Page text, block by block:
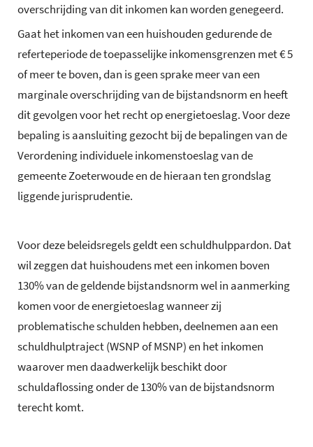
overschrijding van dit inkomen kan worden genegeerd.
Gaat het inkomen van een huishouden gedurende de
referteperiode de toepasselijke inkomensgrenzen met € 5
of meer te boven, dan is geen sprake meer van een
marginale overschrijding van de bijstandsnorm en heeft
dit gevolgen voor het recht op energietoeslag. Voor deze
bepaling is aansluiting gezocht bij de bepalingen van de
Verordening individuele inkomenstoeslag van de
gemeente Zoeterwoude en de hieraan ten grondslag
liggende jurisprudentie.
Voor deze beleidsregels geldt een schuldhulppardon. Dat
wil zeggen dat huishoudens met een inkomen boven
130% van de geldende bijstandsnorm wel in aanmerking
komen voor de energietoeslag wanneer zij
problematische schulden hebben, deelnemen aan een
schuldhulptraject (WSNP of MSNP) en het inkomen
waarover men daadwerkelijk beschikt door
schuldaflossing onder de 130% van de bijstandsnorm
terecht komt.